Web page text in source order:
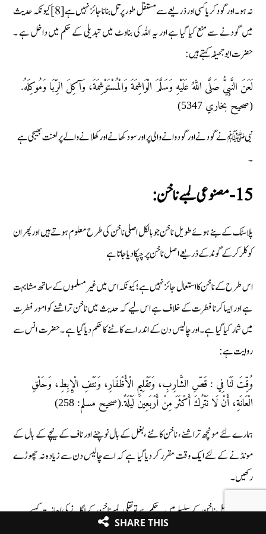
نہ ہو۔ اور گود کر یا کسی اور ذریعے سے مستقل طور پر تل بنانا جائز نہیں ہے[8] کیونکہ حدیث
میں گودنے سے منع کیا گیا ہے اور یہ اللہ کی بناوٹ میں تبدیلی کے حکم میں داخل ہے ۔
حضرت ابو جحیفہ کہتے ہیں:
لَعَنَ النَّبِيُّ صَلَّى اللَّهُ عَلَيْهِ وَسَلَّمَ الْوَاشِمَةَ وَالْمُسْتَوْشِمَةَ، وَآكِلَ الرِّبَا وَمُوكِلَهُ.
(صحيح بخاري 5347)
نبی ﷺ نے گودنے اور گودوانے والی پر اور سود کھانے اور کھلانے والے پر لعنت بھیجی ہے
۔
15- مصنوعی لمبے ناخن:
پلاسٹک کے بنے ہوئے طویل ناخن جو بالکل اصلی ناخن کی طرح معلوم ہوتے ہیں اور پھر ان
کو کلر کر کے گوند کے ذریعے اصل ناخن پر چپکا دیا جاتا ہے
اس طرح کے ناخن کا استعمال جائز نہیں ہے ؛ کیونکہ اس میں غیر مسلموں کے ساتھ مشابہت
ہے اور ایسا کرنا فطرت کے خلاف ہے اس لیے کہ حدیث میں ناخن تراشنے کو امور فطرت
میں شمار کیا گیا ہے۔اور چالیس دن کے اندر اسے کاٹنے کا حکم دیا گیا ہے ۔حضرت انس سے
روایت ہے :
وُقِّتَ لَنَا فِي : قَصِّ الشَّارِبِ، وَتَقْلِيمِ الْأَظْفَارِ، وَنَتْفِ الْإِبِطِ، وَحَلْقِ
الْعَانَةِ، أَنْ لَا نَتْرُكَ أَكْثَرَ مِنْ أَرْبَعِينَ لَيْلَةً.(صحیح مسلم: 258)
ہمارے لئے مونچھ تراشنے، ناخن‌کاٹنے ،بغل کے بال نوچنے اور ناف کے نیچے کے بال کے
مونڈنے کے لئے ایک وقت مقرر کر دیا گیا ہے کہ اسے چالیس دن سے زیادہ نہ چھوڑے
رکھیں۔
اور جب اصل ناخن کے سلسلے میں یہ حکم ہے تو نقلی لمبے ناخن کے لگانے کی اجازت کیسے
SHARE THIS